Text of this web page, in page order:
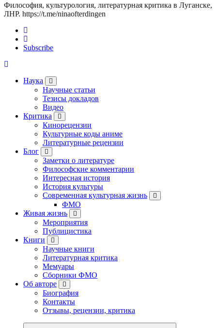
Философия, культурология, литературная критика в Луганске,
ЛНР. https://t.me/ninaofterdingen
Subscribe
Наука
Научные статьи
Тезисы докладов
Видео
Критика
Кинорецензии
Культурные коды аниме
Литературные рецензии
Блог
Заметки о литературе
Философские комментарии
Интересная история
История культуры
Современная культурная жизнь
ФМО
Живая жизнь
Мероприятия
Публицистика
Книги
Научные книги
Литературная критика
Мемуары
Сборники ФМО
Об авторе
Биография
Контакты
Отзывы, рецензии, критика